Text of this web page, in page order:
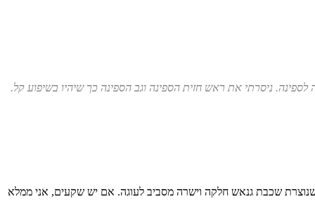
ניסרתי את ראש חזית הספינה וגב הספינה כך שיהיו בשיפוע קל.
שכבת גנאש חלקה וישרה מסביב לעוגה. אם יש שקעים, אני ממלא